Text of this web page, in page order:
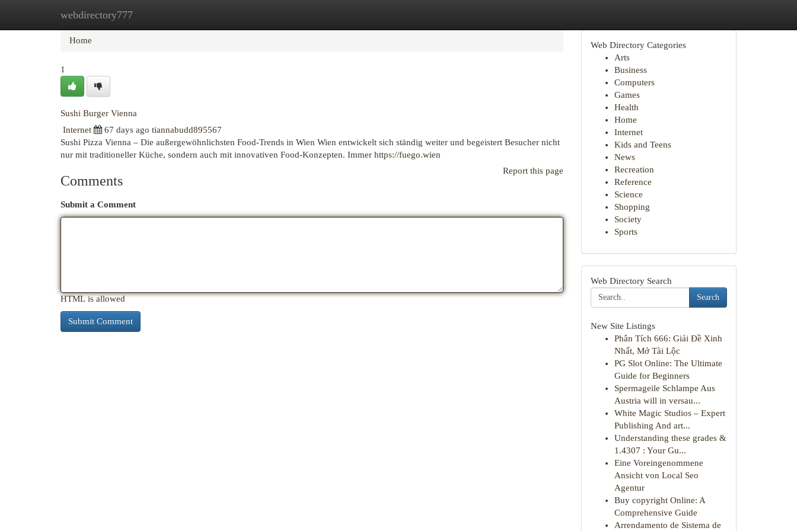
webdirectory777
Home New Site Listings
Home
1
Sushi Burger Vienna
Internet
67 days ago tiannabudd895567
Sushi Pizza Vienna – Die außergewöhnlichsten Food-Trends in Wien Wien entwickelt sich ständig weiter und begeistert Besucher nicht
nur mit traditioneller Küche, sondern auch mit innovativen Food-Konzepten. Immer https://fuego.wien
Report this page
Comments
Submit a Comment
HTML is allowed
Web Directory Categories
Arts
Business
Computers
Games
Health
Home
Internet
Kids and Teens
News
Recreation
Reference
Science
Shopping
Society
Sports
Web Directory Search
Search
New Site Listings
Phân Tích 666: Giải Đề Xinh
Nhất, Mở Tài Lộc
PG Slot Online: The Ultimate
Guide for Beginners
Spermageile Schlampe Aus
Austria will in versau...
White Magic Studios – Expert
Publishing And art...
Understanding these grades &
1.4307 : Your Gu...
Eine Voreingenommene
Ansicht von Local Seo
Agentur
Buy copyright Online: A
Comprehensive Guide
Arrendamento de Sistema de